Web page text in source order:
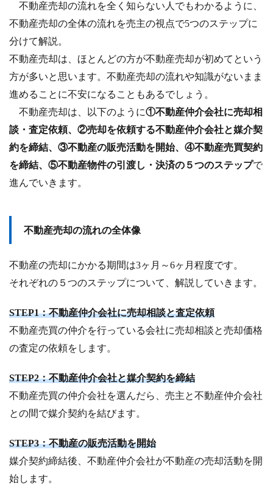
不動産売却の流れを全く知らない人でもわかるように、
不動産売却の全体の流れを売主の視点で5つのステップに
分けて解説。
不動産売却は、ほとんどの方が不動産売却が初めてという
方が多いと思います。不動産売却の流れや知識がないまま
進めることに不安になることもあるでしょう。
不動産売却は、以下のように①不動産仲介会社に売却相
談・査定依頼、②売却を依頼する不動産仲介会社と媒介契
約を締結、③不動産の販売活動を開始、④不動産売買契約
を締結、⑤不動産物件の引渡し・決済の５つのステップで
進んでいきます。
不動産売却の流れの全体像
不動産の売却にかかる期間は3ヶ月～6ヶ月程度です。
それぞれの５つのステップについて、解説していきます。
STEP1：不動産仲介会社に売却相談と査定依頼
不動産売買の仲介を行っている会社に売却相談と売却価格
の査定の依頼をします。
STEP2：不動産仲介会社と媒介契約を締結
不動産売買の仲介会社を選んだら、売主と不動産仲介会社
との間で媒介契約を結びます。
STEP3：不動産の販売活動を開始
媒介契約締結後、不動産仲介会社が不動産の売却活動を開
始します。